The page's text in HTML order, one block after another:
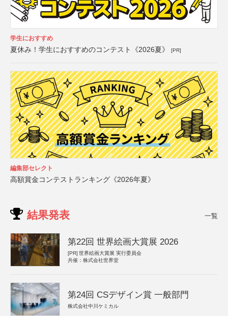
学生におすすめ
夏休み！学生におすすめのコンテスト《2026夏》 [PR]
編集部セレクト
高額賞金コンテストランキング《2026年夏》
結果発表 一覧
第22回 世界絵画大賞展 2026
[PR] 世界絵画大賞展 実行委員会
共催：株式会社世界堂
第24回 CSデザイン賞 一般部門
株式会社中川ケミカル